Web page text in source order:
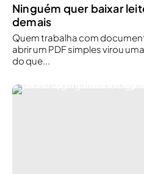
Ninguém quer baixar
demais
Quem trabalha com
abrir um PDF simples virou
do que...